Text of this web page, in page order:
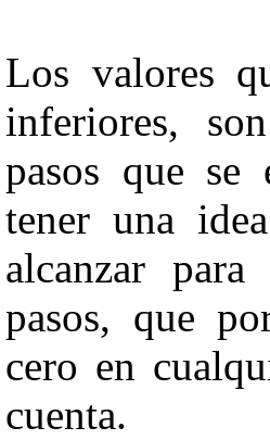
Los valores
inferiores,
pasos que se
tener una
alcanzar
pasos, que
cero en
cuenta.